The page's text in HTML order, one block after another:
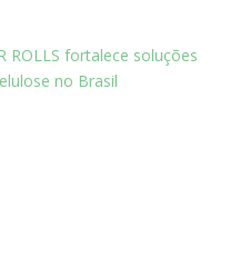
ROLLS fortalece soluções
no Brasil